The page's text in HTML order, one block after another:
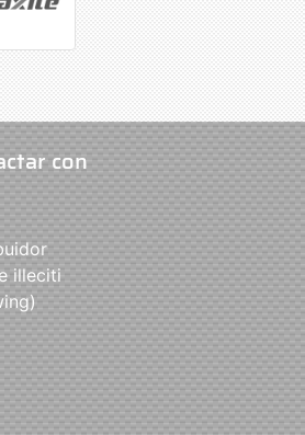
con
illeciti